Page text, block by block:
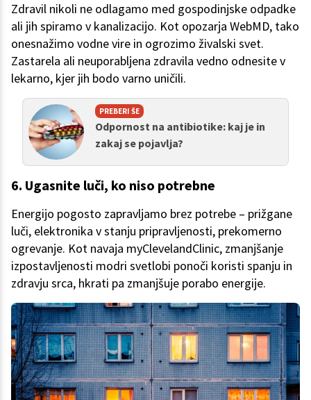
Zdravil nikoli ne odlagamo med gospodinjske odpadke
ali jih spiramo v kanalizacijo. Kot opozarja WebMD, tako
onesnažimo vodne vire in ogrozimo živalski svet.
Zastarela ali neuporabljena zdravila vedno odnesite v
lekarno, kjer jih bodo varno uničili.
PREBERI ŠE
Odpornost na antibiotike: kaj je in
zakaj se pojavlja?
6. Ugasnite luči, ko niso potrebne
Energijo pogosto zapravljamo brez potrebe – prižgane
luči, elektronika v stanju pripravljenosti, prekomerno
ogrevanje. Kot navaja myClevelandClinic, zmanjšanje
izpostavljenosti modri svetlobi ponoči koristi spanju in
zdravju srca, hkrati pa zmanjšuje porabo energije.